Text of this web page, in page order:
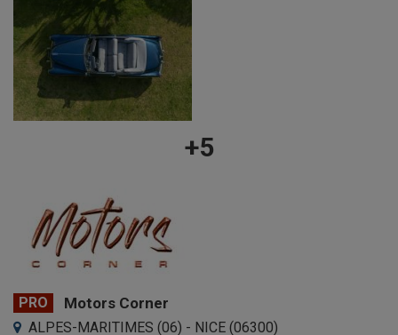
+5
PRO Motors Corner
ALPES-MARITIMES (06) - NICE (06300)